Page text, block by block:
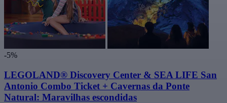
-5%
LEGOLAND® Discovery Center & SEA LIFE San
Antonio Combo Ticket + Cavernas da Ponte
Natural: Maravilhas escondidas